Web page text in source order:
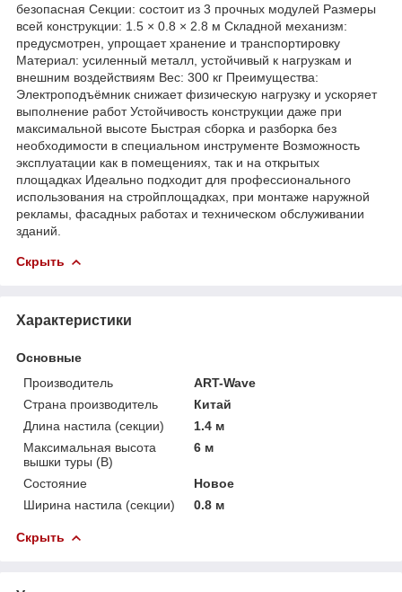
безопасная Секции: состоит из 3 прочных модулей Размеры
всей конструкции: 1.5 × 0.8 × 2.8 м Складной механизм:
предусмотрен, упрощает хранение и транспортировку
Материал: усиленный металл, устойчивый к нагрузкам и
внешним воздействиям Вес: 300 кг Преимущества:
Электроподъёмник снижает физическую нагрузку и ускоряет
выполнение работ Устойчивость конструкции даже при
максимальной высоте Быстрая сборка и разборка без
необходимости в специальном инструменте Возможность
эксплуатации как в помещениях, так и на открытых
площадках Идеально подходит для профессионального
использования на стройплощадках, при монтаже наружной
рекламы, фасадных работах и техническом обслуживании
зданий.
Скрыть
Характеристики
Основные
Производитель
ART-Wave
Страна производитель
Китай
Длина настила (секции)
1.4 м
Максимальная высота
вышки туры (В)
6 м
Состояние
Новое
Ширина настила (секции)
0.8 м
Скрыть